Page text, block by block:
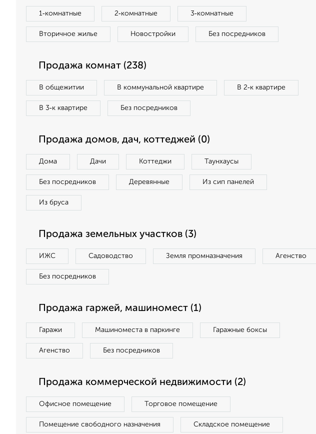
1‑комнатные 2‑комнатные 3‑комнатные
Вторичное жилье Новостройки Без посредников
Продажа комнат (238)
В общежитии В коммунальной квартире В 2‑к квартире
В 3‑к квартире Без посредников
Продажа домов, дач, коттеджей (0)
Дома Дачи Коттеджи Таунхаусы
Без посредников Деревянные Из сип панелей
Из бруса
Продажа земельных участков (3)
ИЖС Садоводство Земля промназначения Агенство
Без посредников
Продажа гаржей, машиномест (1)
Гаражи Машиноместа в паркинге Гаражные боксы
Агенство Без посредников
Продажа коммерческой недвижимости (2)
Офисное помещение Торговое помещение
Помещение свободного назначения Складское помещение